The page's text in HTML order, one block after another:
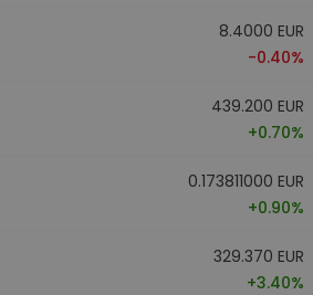
8.4000 EUR
-0.40%
439.200 EUR
+0.70%
0.173811000 EUR
+0.90%
329.370 EUR
+3.40%